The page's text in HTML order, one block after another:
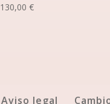
130,00 €
Aviso legal